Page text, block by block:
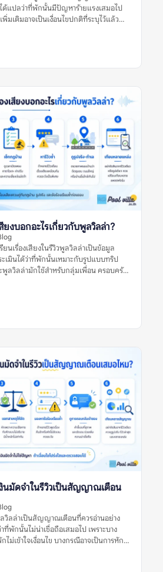
ด้แปลว่าที่พักนั้นมีปัญหาร้ายแรงเสมอไป
พิ่มเติมอาจเป็นเงื่อนไขปกติที่ระบุไว้แล้ว
ยว รูปเดียว หรือคำร้องเรียนเดียว ข้อร้อง
ของพูลวิลล่าหมายถึงอะไร? ข้อร้องเรียน
พูลวิลล่า หมายถึงรีวิวที่ผู้เข้าพักพูดถึงค่าใช้
าใจตั้งแต่แรก เช่น ราคาที่เห็นในประกาศ
ามสะอาดเพิ่ม มีค่าคนเกิน ค่าไฟ ค่าปรับ
อค่าหักเงินมัดจำหลังเช็กเอาต์ คำว่า “ค่าใช้
มว่าทุกรายการเป็นการเอาเปรียบเสมอไป
ช้จ่ายปกติของที่พัก แต่กลายเป็นปัญหา
อง หรือผู้เข้าพักไม่ได้อ่านเงื่อนไขให้ครบ
ชัดว่า ค่าใช้จ่ายนั้นคืออะไร ถูกแจ้งไว้ก่อน
นไขใด และเจ้าของที่พักอธิบายอย่างไร หาก
จ่ายแอบแฝง” แต่ไม่บอกบริบท ควรอ่าน
ำไมข้อร้องเรียนเรื่องค่าใช้จ่ายแฝงจึง
ที่พักสำหรับกลุ่มเพื่อน ครอบครัว หรือ
ช้จ่ายกัน หากมีค่าใช้จ่ายเพิ่มที่ไม่ได้
ความไม่พอใจในกลุ่ม หรือทำให้งบประมาณ
เรียนเรื่องค่าใช้จ่ายแฝงของพูลวิลล่ายังช่วย
ที่พัก หากที่พักแจ้งราคาชัดเจน อธิบาย
ยงบอกอะไรเกี่ยวกับพูลวิลล่า?
ยนเรื่องเสียงในรีวิวพูลวิลล่าเป็นข้อมูล
เมินได้ว่าที่พักนั้นเหมาะกับรูปแบบทริป
ะพูลวิลล่ามักใช้สำหรับกลุ่มเพื่อน ครอบครัว
ถึงกี่โมง และมีความเสี่ยงเรื่องค่าปรับหรือ
ปเดียว หรือคะแนนดาวเพียงอย่างเดียว
ยนเรื่องเสียงในรีวิวพูลวิลล่าคืออะไร?
รียนเรื่องเสียงในรีวิวพูลวิลล่า คือข้อมูลที่ผู้
าเกี่ยวกับเสียงระหว่างเข้าพัก เช่น เสียง
งรถ เสียงสถานบันเทิงใกล้ที่พัก เสียงจาก
ถูกเตือนเรื่องใช้เสียงเกินเวลาที่กำหนด ข้อ
สะท้อนหลายอย่าง เช่น ทำเลของบ้านอยู่ใกล้
ด พื้นที่ไม่เหมาะกับปาร์ตี้ หรือที่พักอยู่ใน
รบกวนการพักผ่อน ในบางกรณี รีวิวเรื่อง
วที่พักไม่ดี แต่เกิดจากผู้เข้าพักไม่อ่านกฎ
วิวที่มีประโยชน์ควรระบุให้ชัดว่าเสียงมา
และกระทบมากแค่ไหน เช่น “หลัง 22.00
ยู่ติดถนนจึงได้ยินเสียงรถ” หรือ “เพื่อน
งดัง” รายละเอียดเหล่านี้ช่วยให้ผู้อ่าน
ยวข้องกับทริปของตนหรือไม่ ทำไมข้อร้อง
ก่อนจองพูลวิลล่า? พูลวิลล่ามักมีพื้นที่ส่วน
าง หรือคาราโอเกะ ซึ่งเป็นกิจกรรมที่เกิด
กต้องการจัดปาร์ตี้ […]
งินมัดจำในรีวิวเป็นสัญญาณเตือน
ลวิลล่าเป็นสัญญาณเตือนที่ควรอ่านอย่าง
ที่พักนั้นไม่น่าเชื่อถือเสมอไป เพราะบาง
ไม่เข้าใจเงื่อนไข บางกรณีอาจเป็นการหัก